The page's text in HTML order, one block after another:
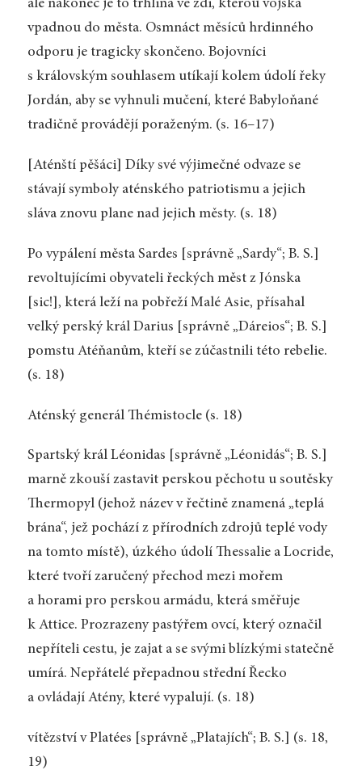
ale nakonec je to trhlina ve zdi, kterou vojska
vpadnou do města. Osmnáct měsíců hrdinného
odporu je tragicky skončeno. Bojovníci
s královským souhlasem utíkají kolem údolí řeky
Jordán, aby se vyhnuli mučení, které Babyloňané
tradičně provádějí poraženým. (s. 16–17)
[Aténští pěšáci] Díky své výjimečné odvaze se
stávají symboly aténského patriotismu a jejich
sláva znovu plane nad jejich městy. (s. 18)
Po vypálení města Sardes [správně „Sardy“; B. S.]
revoltujícími obyvateli řeckých měst z Jónska
[sic!], která leží na pobřeží Malé Asie, přísahal
velký perský král Darius [správně „Dáreios“; B. S.]
pomstu Atéňanům, kteří se zúčastnili této rebelie.
(s. 18)
Aténský generál Thémistocle (s. 18)
Spartský král Léonidas [správně „Léonidás“; B. S.]
marně zkouší zastavit perskou pěchotu u soutěsky
Thermopyl (jehož název v řečtině znamená „teplá
brána“, jež pochází z přírodních zdrojů teplé vody
na tomto místě), úzkého údolí Thessalie a Locride,
které tvoří zaručený přechod mezi mořem
a horami pro perskou armádu, která směřuje
k Attice. Prozrazeny pastýřem ovcí, který označil
nepříteli cestu, je zajat a se svými blízkými statečně
umírá. Nepřátelé přepadnou střední Řecko
a ovládají Atény, které vypalují. (s. 18)
vítězství v Platées [správně „Platajích“; B. S.] (s. 18,
19)